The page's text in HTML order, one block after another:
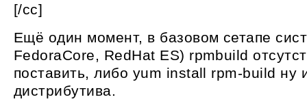
[/cc]
Ещё один момент, в базовом сетапе
FedoraCore, RedHat ES) rpmbuild
поставить, либо yum install rpm-build ну
дистрибутива.